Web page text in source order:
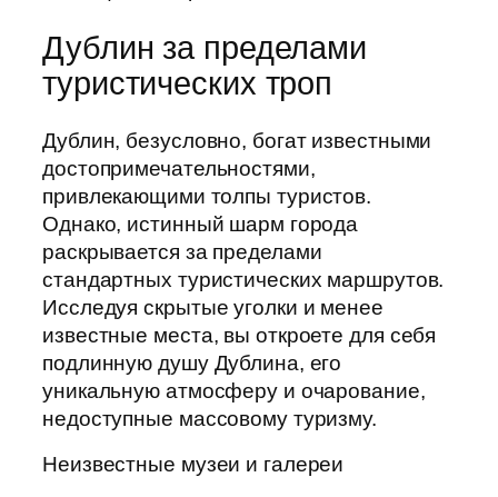
Дублин за пределами
туристических троп
Дублин, безусловно, богат известными
достопримечательностями,
привлекающими толпы туристов.
Однако, истинный шарм города
раскрывается за пределами
стандартных туристических маршрутов.
Исследуя скрытые уголки и менее
известные места, вы откроете для себя
подлинную душу Дублина, его
уникальную атмосферу и очарование,
недоступные массовому туризму.
Неизвестные музеи и галереи